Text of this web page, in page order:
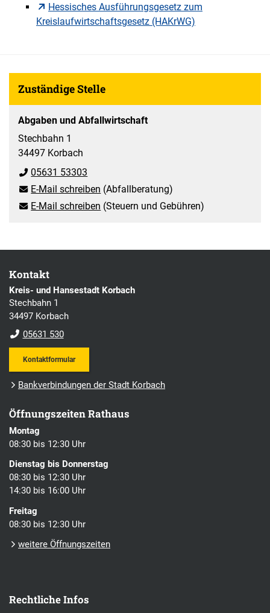
Hessisches Ausführungsgesetz zum
Kreislaufwirtschaftsgesetz (HAKrWG)
Zuständige Stelle
Abgaben und Abfallwirtschaft
Stechbahn 1
34497 Korbach
05631 53303
E-Mail schreiben (Abfallberatung)
E-Mail schreiben (Steuern und Gebühren)
Kontakt
Kreis- und Hansestadt Korbach
Stechbahn 1
34497 Korbach
05631 530
Kontaktformular
Bankverbindungen der Stadt Korbach
Öffnungszeiten Rathaus
Montag
08:30 bis 12:30 Uhr
Dienstag bis Donnerstag
08:30 bis 12:30 Uhr
14:30 bis 16:00 Uhr
Freitag
08:30 bis 12:30 Uhr
weitere Öffnungszeiten
Rechtliche Infos